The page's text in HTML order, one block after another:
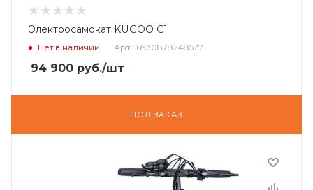
Электросамокат KUGOO G1
Нет в наличии Арт.: 6930878248577
94 900 руб./шт
ПОД ЗАКАЗ